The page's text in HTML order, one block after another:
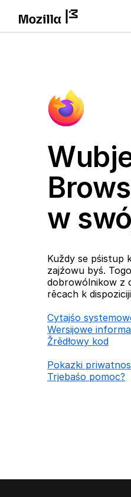
w
Kuždy se pśistup
zajźowu byś.
dobrowólnikow z
rěcach k
Cytajśo
Wersijowe
Žrědłowy kod
Pokazki
Trjebaśo pomoc?